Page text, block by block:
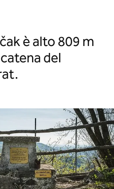
è alto 809 m
del